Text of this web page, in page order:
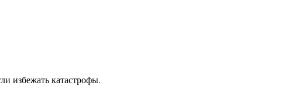
избежать катастрофы.